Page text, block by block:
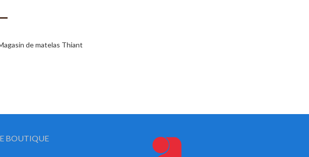
de matelas Thiant
BOUTIQUE